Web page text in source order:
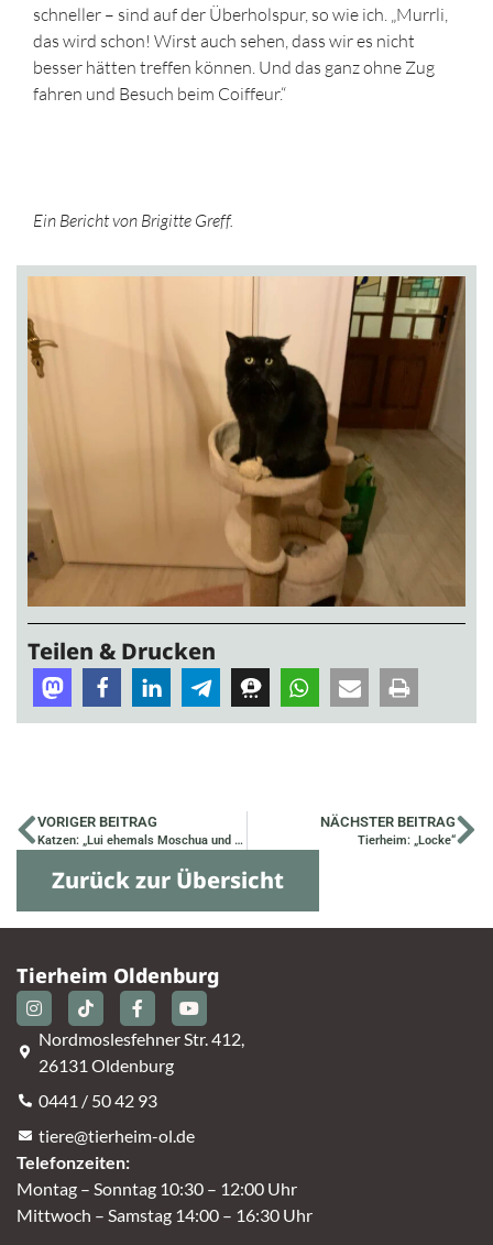
schneller – sind auf der Überholspur, so wie ich. „Murrli,
das wird schon! Wirst auch sehen, dass wir es nicht
besser hätten treffen können. Und das ganz ohne Zug
fahren und Besuch beim Coiffeur.“
Ein Bericht von Brigitte Greff.
Teilen & Drucken
VORIGER BEITRAG
Katzen: „Lui ehemals Moschua und Minnie ehemals Mars“
NÄCHSTER BEITRAG
Tierheim: „Locke“
Zurück zur Übersicht
Tierheim Oldenburg
Nordmoslesfehner Str. 412,
26131 Oldenburg
0441 / 50 42 93
tiere@tierheim-ol.de
Telefonzeiten:
Montag – Sonntag 10:30 – 12:00 Uhr
Mittwoch – Samstag 14:00 – 16:30 Uhr